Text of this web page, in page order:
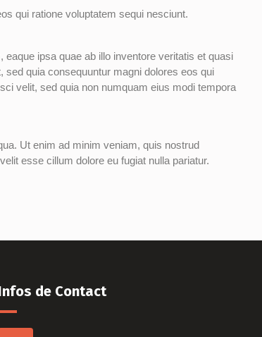
qui ratione voluptatem sequi nesciunt.
ipsa quae ab illo inventore veritatis et quasi
quia consequuntur magni dolores eos qui
velit, sed quia non numquam eius modi tempora
Ut enim ad minim veniam, quis nostrud
esse cillum dolore eu fugiat nulla pariatur.
de Contact